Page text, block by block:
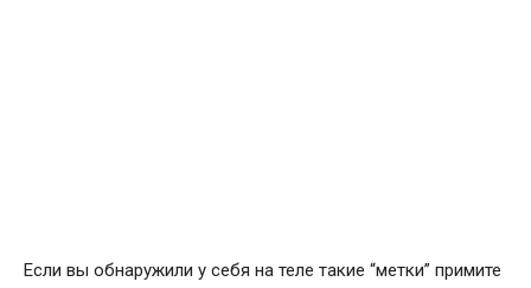
Если вы обнаружили у себя на теле такие “метки” примите